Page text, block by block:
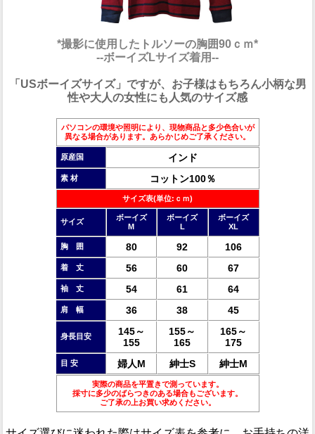
*撮影に使用したトルソーの胸囲90ｃｍ*
--ボーイズLサイズ着用--
「USボーイズサイズ」ですが、お子様はもちろん小柄な男
性や大人の女性にも人気のサイズ感
パソコンの環境や照明により、現物商品と多少色合いが
異なる場合があります。あらかじめご了承ください。
原産国 インド
素 材 コットン100％
サイズ表(単位:ｃｍ)
サイズ
ボーイズ
M
ボーイズ
L
ボーイズ
XL
胸 囲 80 92 106
着 丈 56 60 67
袖 丈 54 61 64
肩 幅 36 38 45
身長目安
145～
155
155～
165
165～
175
目 安 婦人M 紳士S 紳士M
実際の商品を平置きで測っています。
採寸に多少のばらつきのある場合もございます。
ご了承の上お買い求めください。